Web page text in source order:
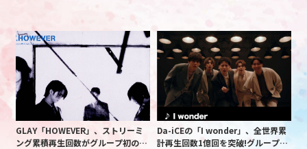
GLAY「HOWEVER」、ストリーミ
ング累積再生回数がグループ初の1
Da-iCEの「I wonder」、全世界累
計再生回数1億回を突破!グループ史